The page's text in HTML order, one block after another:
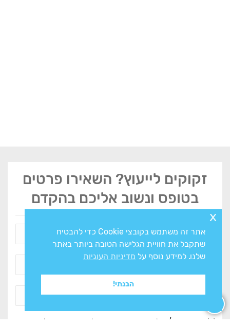
זקוקים לייעוץ? השאירו פרטים
בטופס ונשוב אליכם בהקדם
אני מסכים/ה ל
ולעיבוד המידע ליצירת
אתר זה משתמש בקובצי Cookie כדי להבטיח
שתקבל את חוויית הגלישה הטובה ביותר באתר
שלנו. למידע נוסף על מדיניות העוגיות
הבנתי!
x